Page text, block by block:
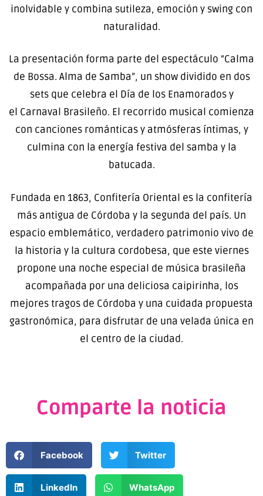
inolvidable y combina sutileza, emoción y swing con
naturalidad.
La presentación forma parte del espectáculo “Calma
de Bossa. Alma de Samba”, un show dividido en dos
sets que celebra el Día de los Enamorados y
el Carnaval Brasileño. El recorrido musical comienza
con canciones románticas y atmósferas íntimas, y
culmina con la energía festiva del samba y la
batucada.
Fundada en 1863, Confitería Oriental es la confitería
más antigua de Córdoba y la segunda del país. Un
espacio emblemático, verdadero patrimonio vivo de
la historia y la cultura cordobesa, que este viernes
propone una noche especial de música brasileña
acompañada por una deliciosa caipirinha, los
mejores tragos de Córdoba y una cuidada propuesta
gastronómica, para disfrutar de una velada única en
el centro de la ciudad.
Comparte la noticia
Facebook Twitter
LinkedIn WhatsApp